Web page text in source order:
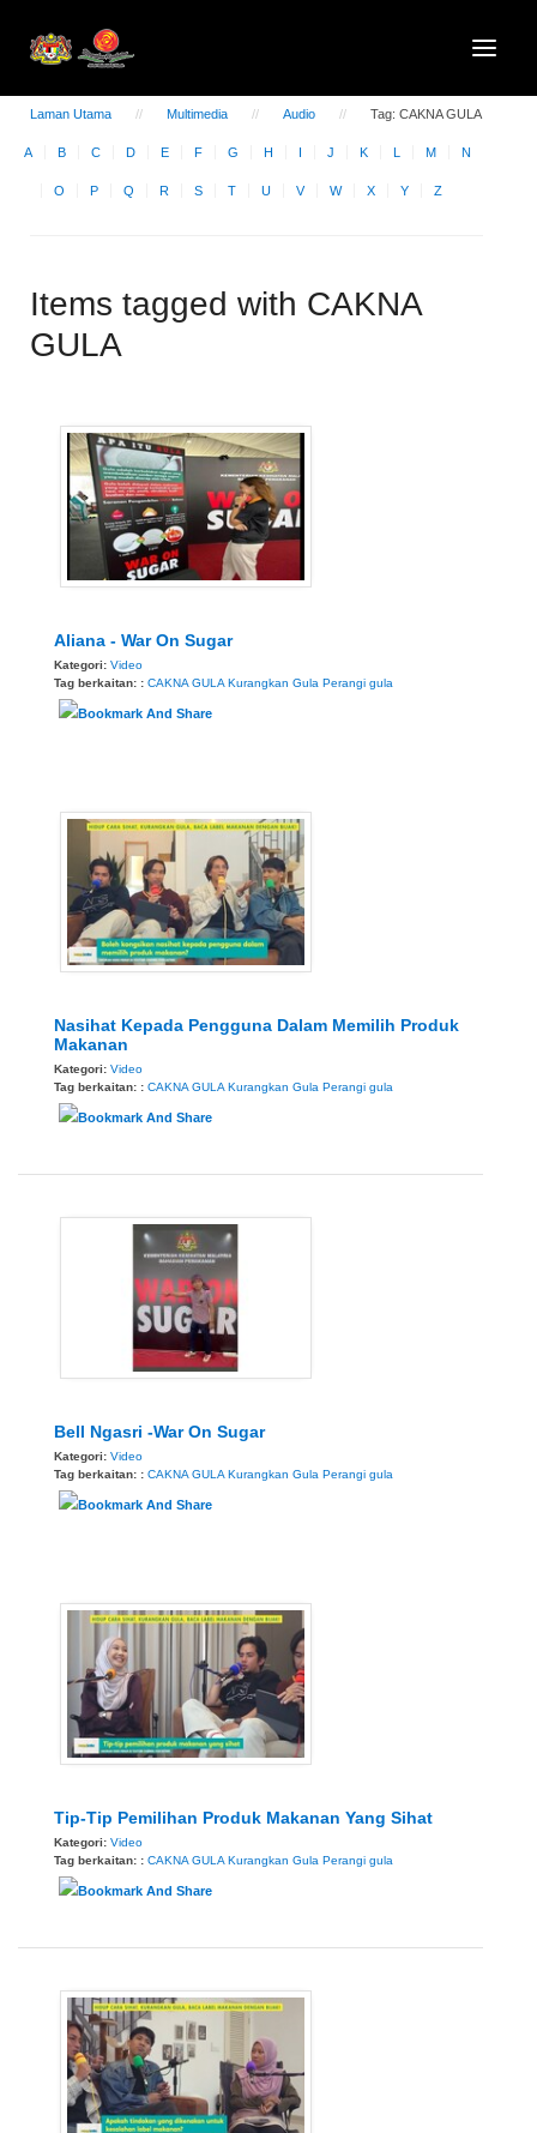
Laman Utama Multimedia Audio Tag: CAKNA GULA
A B C D E F G H I J K L M N
O P Q R S T U V W X Y Z
Items tagged with CAKNA
GULA
Aliana - War On Sugar
Kategori: Video
Tag berkaitan: : CAKNA GULA Kurangkan Gula Perangi gula
Nasihat Kepada Pengguna Dalam Memilih Produk
Makanan
Kategori: Video
Tag berkaitan: : CAKNA GULA Kurangkan Gula Perangi gula
Bell Ngasri -War On Sugar
Kategori: Video
Tag berkaitan: : CAKNA GULA Kurangkan Gula Perangi gula
Tip-Tip Pemilihan Produk Makanan Yang Sihat
Kategori: Video
Tag berkaitan: : CAKNA GULA Kurangkan Gula Perangi gula